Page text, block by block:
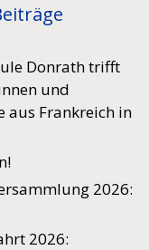
Donrath trifft
und
aus Frankreich in
2026:
2026: